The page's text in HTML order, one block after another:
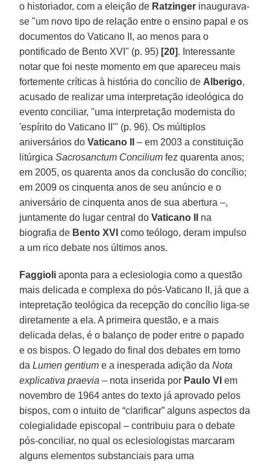
o historiador, com a eleição de Ratzinger inaugurava-
se "um novo tipo de relação entre o ensino papal e os
documentos do Vaticano II, ao menos para o
pontificado de Bento XVI" (p. 95) [20]. Interessante
notar que foi neste momento em que apareceu mais
fortemente críticas à história do concílio de Alberigo,
acusado de realizar uma interpretação ideológica do
evento conciliar, "uma interpretação modernista do
'espírito do Vaticano II'" (p. 96). Os múltiplos
aniversários do Vaticano II
– em 2003 a constituição
litúrgicaSacrosanctum Concilium fez quarenta anos;
em 2005, os quarenta anos da conclusão do concílio;
em 2009 os cinquenta anos de seu anúncio e o
aniversário de cinquenta anos de sua abertura –,
juntamente do lugar central doVaticano II
na
biografia de Bento XVIcomo teólogo, deram impulso
a um rico debate nos últimos anos.
Faggioliaponta para a eclesiologia como a questão
mais delicada e complexa do pós-Vaticano II, já que a
intepretação teológica da recepção do concílio liga-se
diretamente a ela. A primeira questão, e a mais
delicada delas, é o balanço de poder entre o papado
e os bispos. O legado do final dos debates em torno
daLumen gentium e a inesperada adição daNota
explicativa praevia – nota inserida por Paulo VI em
novembro de 1964 antes do texto já aprovado pelos
bispos, com o intuito de “clarificar” alguns aspectos da
colegialidade episcopal – contribuiu para o debate
pós-conciliar, no qual os eclesiologistas marcaram
alguns elementos substanciais para uma